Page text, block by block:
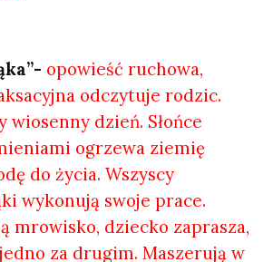
opowieść ruchowa,
odczytuje rodzic.
wiosenny dzień. Słońce
ogrzewa ziemię
do życia. Wszyscy
wykonują swoje prace.
mrowisko, dziecko zaprasza,
za drugim. Maszerują w